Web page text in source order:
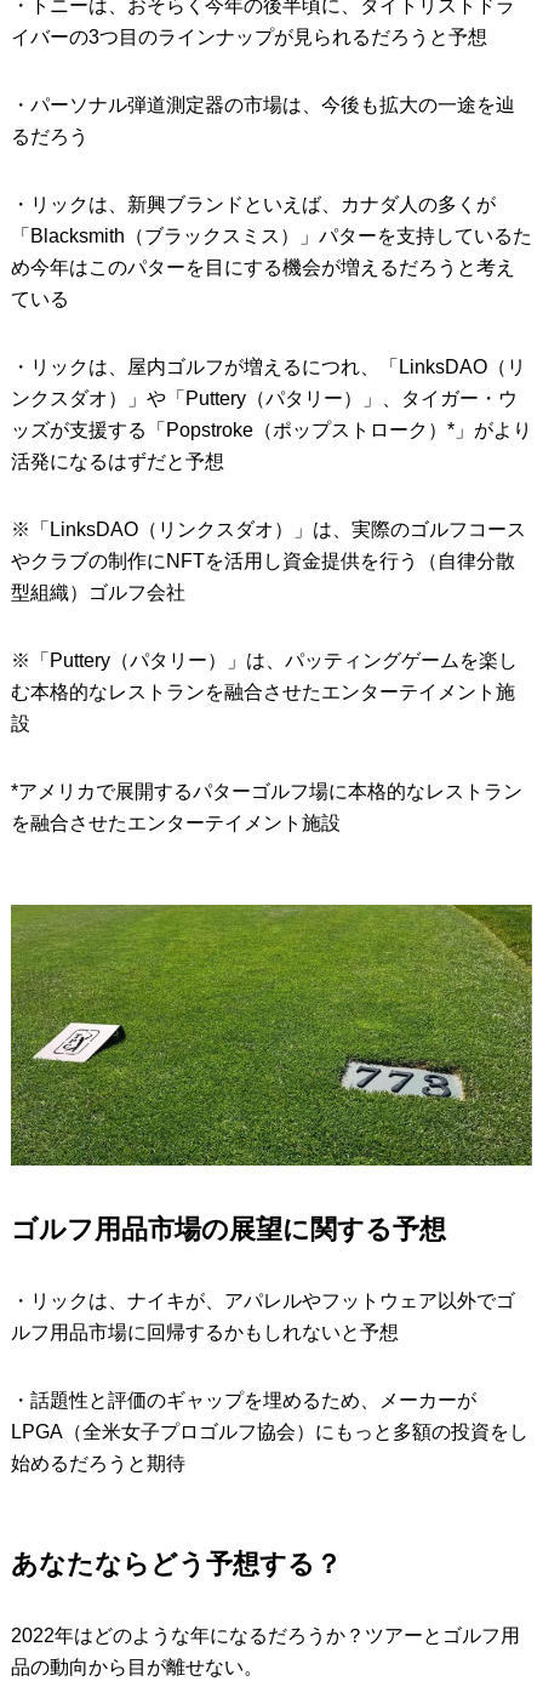
・トニーは、おそらく今年の後半頃に、タイトリストドラ
イバーの3つ目のラインナップが見られるだろうと予想
・パーソナル弾道測定器の市場は、今後も拡大の一途を辿
るだろう
・リックは、新興ブランドといえば、カナダ人の多くが
「Blacksmith（ブラックスミス）」パターを支持しているた
め今年はこのパターを目にする機会が増えるだろうと考え
ている
・リックは、屋内ゴルフが増えるにつれ、「LinksDAO（リ
ンクスダオ）」や「Puttery（パタリー）」、タイガー・ウ
ッズが支援する「Popstroke（ポップストローク）*」がより
活発になるはずだと予想
※「LinksDAO（リンクスダオ）」は、実際のゴルフコース
やクラブの制作にNFTを活用し資金提供を行う（自律分散
型組織）ゴルフ会社
※「Puttery（パタリー）」は、パッティングゲームを楽し
む本格的なレストランを融合させたエンターテイメント施
設
*アメリカで展開するパターゴルフ場に本格的なレストラン
を融合させたエンターテイメント施設
ゴルフ用品市場の展望に関する予想
・リックは、ナイキが、アパレルやフットウェア以外でゴ
ルフ用品市場に回帰するかもしれないと予想
・話題性と評価のギャップを埋めるため、メーカーが
LPGA（全米女子プロゴルフ協会）にもっと多額の投資をし
始めるだろうと期待
あなたならどう予想する？
2022年はどのような年になるだろうか？ツアーとゴルフ用
品の動向から目が離せない。